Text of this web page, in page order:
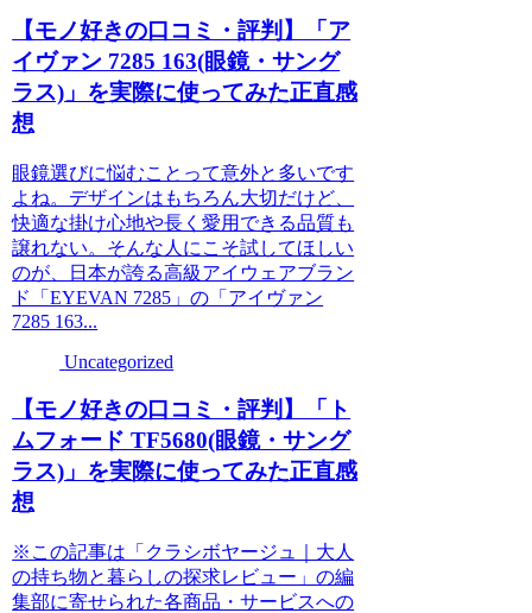
【モノ好きの口コミ・評判】「ア
イヴァン 7285 163(眼鏡・サング
ラス)」を実際に使ってみた正直感
想
眼鏡選びに悩むことって意外と多いです
よね。デザインはもちろん大切だけど、
快適な掛け心地や長く愛用できる品質も
譲れない。そんな人にこそ試してほしい
のが、日本が誇る高級アイウェアブラン
ド「EYEVAN 7285」の「アイヴァン
7285 163...
Uncategorized
【モノ好きの口コミ・評判】「ト
ムフォード TF5680(眼鏡・サング
ラス)」を実際に使ってみた正直感
想
※この記事は「クラシボヤージュ｜大人
の持ち物と暮らしの探求レビュー」の編
集部に寄せられた各商品・サービスへの